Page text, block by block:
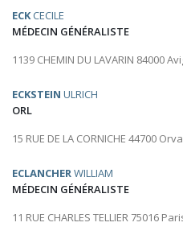
ECKCECILE
MÉDECIN GÉNÉRALISTE
1139 CHEMIN DU LAVARIN 84000
ECKSTEIN ULRICH
ORL
15 RUE DE LA CORNICHE 44700
ECLANCHERWILLIAM
MÉDECIN GÉNÉRALISTE
11 RUE CHARLES TELLIER 75016